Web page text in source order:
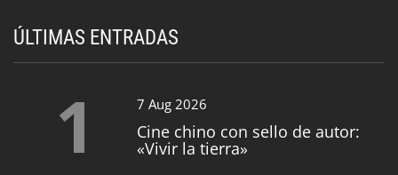
ÚLTIMAS ENTRADAS
1 7 Aug 2026
Cine chino con sello de autor:
«Vivir la tierra»